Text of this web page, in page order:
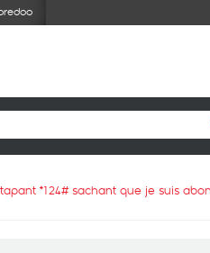
*124# sachant que je suis